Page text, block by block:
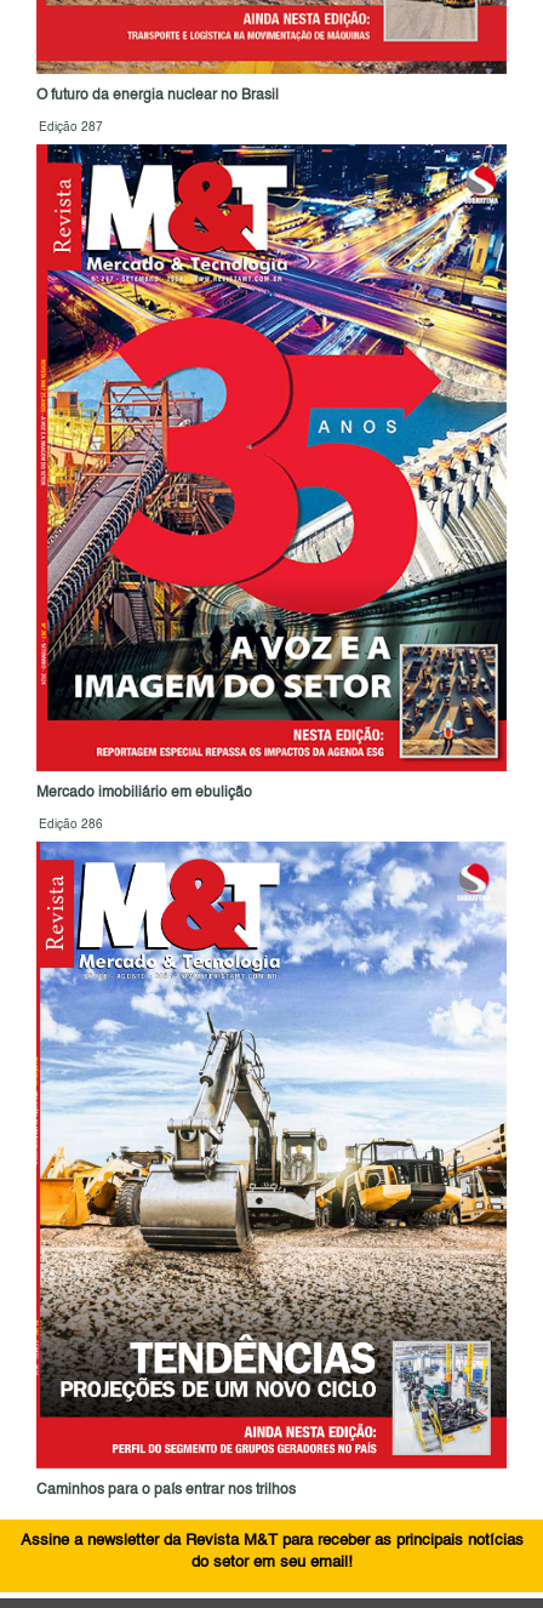
O futuro da energia nuclear no Brasil
Edição 287
Mercado imobiliário em ebulição
Edição 286
Caminhos para o país entrar nos trilhos
Assine a newsletter da Revista M&T para receber as principais notícias
do setor em seu email!